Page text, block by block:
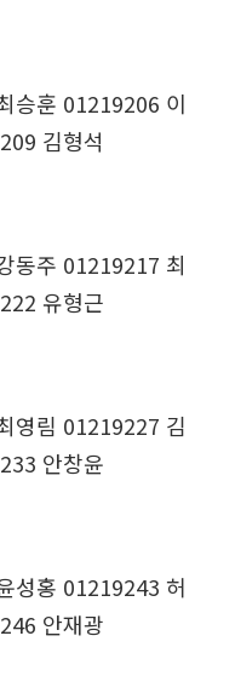
승훈 01219206 이
김형석
동주 01219217 최
유형근
영림 01219227 김
안창윤
성홍 01219243 허
안재광